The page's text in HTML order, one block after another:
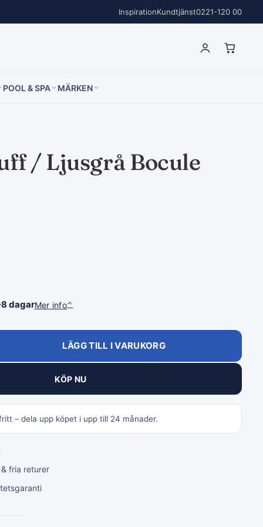
InspirationKundtjänst0221-120 00
POOL & SPA MÄRKEN
/ Ljusgrå Bocule
dagarMer info⌃
LÄGG TILL I VARUKORG
KÖP NU
– dela upp köpet i upp till 24 månader.
fria returer